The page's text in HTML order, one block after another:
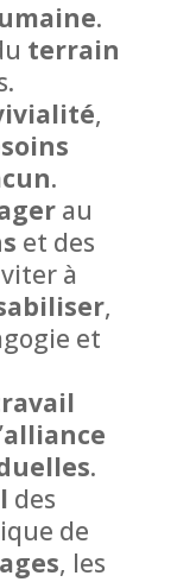
.
terrain
,
.
au
et des
à
,
et
alliance
.
des
de
, les